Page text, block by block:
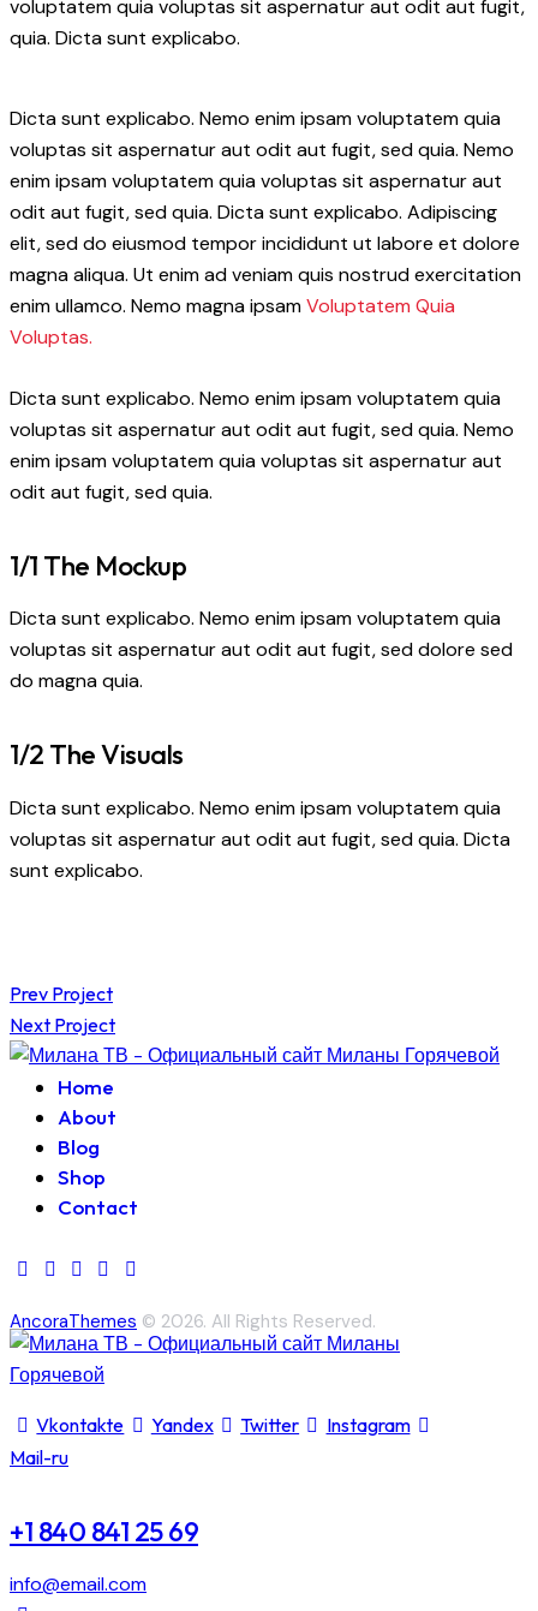
voluptatem quia voluptas sit aspernatur aut odit aut fugit,
quia. Dicta sunt explicabo.
Dicta sunt explicabo. Nemo enim ipsam voluptatem quia
voluptas sit aspernatur aut odit aut fugit, sed quia. Nemo
enim ipsam voluptatem quia voluptas sit aspernatur aut
odit aut fugit, sed quia. Dicta sunt explicabo. Adipiscing
elit, sed do eiusmod tempor incididunt ut labore et dolore
magna aliqua. Ut enim ad veniam quis nostrud exercitation
enim ullamco. Nemo magna ipsamVoluptatem Quia
Voluptas.
Dicta sunt explicabo. Nemo enim ipsam voluptatem quia
voluptas sit aspernatur aut odit aut fugit, sed quia. Nemo
enim ipsam voluptatem quia voluptas sit aspernatur aut
odit aut fugit, sed quia.
1/1 The Mockup
Dicta sunt explicabo. Nemo enim ipsam voluptatem quia
voluptas sit aspernatur aut odit aut fugit, sed dolore sed
do magna quia.
1/2 The Visuals
Dicta sunt explicabo. Nemo enim ipsam voluptatem quia
voluptas sit aspernatur aut odit aut fugit, sed quia. Dicta
sunt explicabo.
Навигация
по
записям
Prev Project
Next Project
Home
About
Blog
Shop
Contact
AncoraThemes © 2026. All Rights Reserved.
Vkontakte Yandex Twitter
Instagram
Mail-ru
+1 840 841 25 69
info@email.com